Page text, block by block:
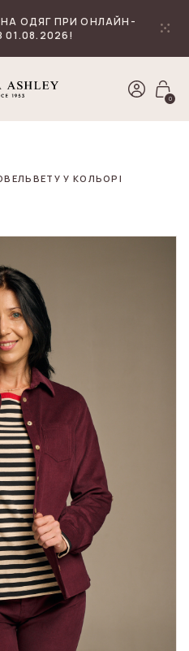
НА ОДЯГ ПРИ ОНЛАЙН-
01.08.2026!
0
У КОЛЬОРІ